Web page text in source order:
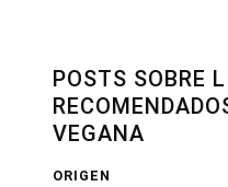
POSTS SOBRE
VEGANA
ORIGEN